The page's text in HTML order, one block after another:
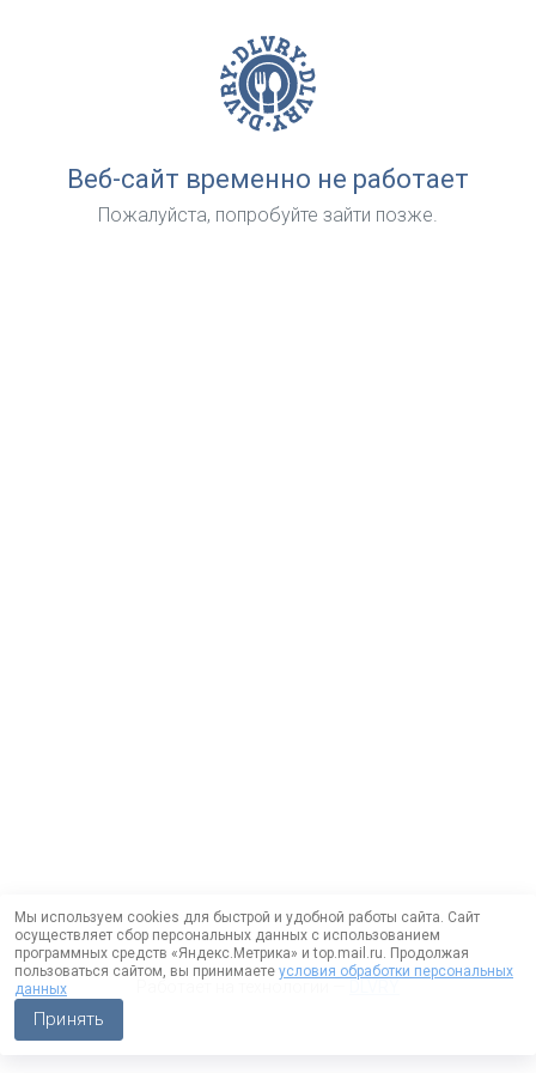
Веб-сайт временно не работает
Пожалуйста, попробуйте зайти позже.
Мы используем cookies для быстрой и удобной работы сайта. Сайт
осуществляет сбор персональных данных с использованием
программных средств «Яндекс.Метрика» и top.mail.ru. Продолжая
пользоваться сайтом, вы принимаете условия обработки персональных
данных
Принять